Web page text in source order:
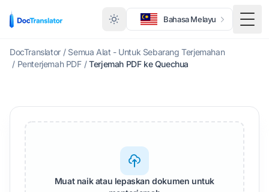
Bahasa Melayu
DocTranslator / Semua Alat - Untuk Sebarang Terjemahan
/ Penterjemah PDF / Terjemah PDF ke Quechua
Muat naik atau lepaskan dokumen untuk